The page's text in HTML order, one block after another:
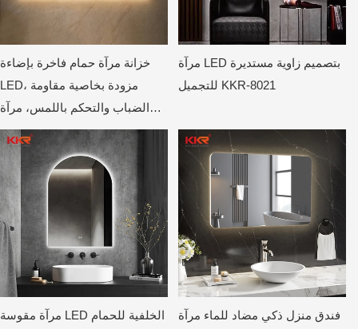
خزانة مرآة حمام فاخرة بإضاءة
LED، مزودة بخاصية مقاومة
الضباب والتحكم باللمس، مرآة
حائطية على طراز الفنادق
مرآة LED بتصميم زاوية مستديرة
للتجميل KKR-8021
مرآة مقوسة LED الخلفية للحمام
فندق منزل ذكي مضاد للماء مرآة